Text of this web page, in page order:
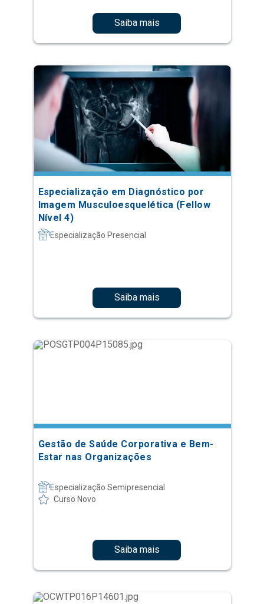
Saiba mais
Especialização em Diagnóstico por
Imagem Musculoesquelética (Fellow
Nível 4)
Especialização Presencial
Saiba mais
Gestão de Saúde Corporativa e Bem-
Estar nas Organizações
Especialização Semipresencial
Curso Novo
Saiba mais